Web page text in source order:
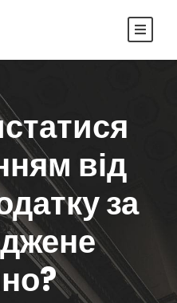
від
за